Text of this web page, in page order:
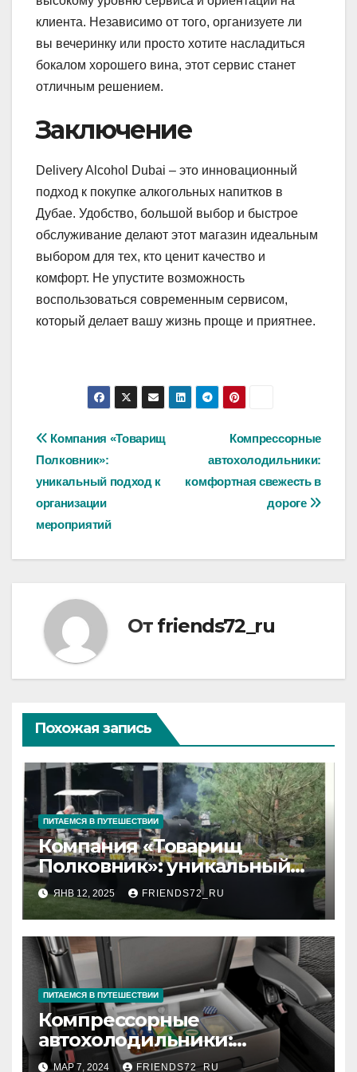
клиента. Независимо от того, организуете ли
вы вечеринку или просто хотите насладиться
бокалом хорошего вина, этот сервис станет
отличным решением.
Заключение
Delivery Alcohol Dubai – это инновационный
подход к покупке алкогольных напитков в
Дубае. Удобство, большой выбор и быстрое
обслуживание делают этот магазин идеальным
выбором для тех, кто ценит качество и
комфорт. Не упустите возможность
воспользоваться современным сервисом,
который делает вашу жизнь проще и приятнее.
Навигация
по
записям
Компрессорные
автохолодильники:
комфортная свежесть в
дороге
Компания «Товарищ
Полковник»:
уникальный подход к
организации
мероприятий
От friends72_ru
Похожая запись
ПИТАЕМСЯ В ПУТЕШЕСТВИИ
Компания «Товарищ
Полковник»: уникальный
подход к организации
мероприятий
ЯНВ 12, 2025 FRIENDS72_RU
ПИТАЕМСЯ В ПУТЕШЕСТВИИ
Компрессорные
автохолодильники:
комфортная свежесть в
МАР 7, 2024 FRIENDS72_RU